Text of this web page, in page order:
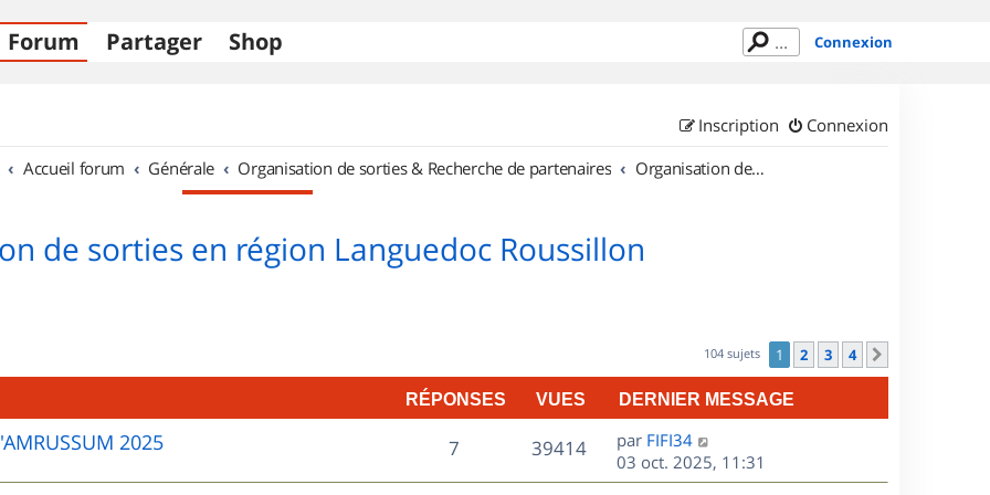
Forum Partager Shop Connexion
Connexion
Inscription
Accueil forum Générale Organisation de sorties & Recherche de partenaires Organisation de sorties en région Languedoc Roussillon
de sorties en région Languedoc Roussillon
104 sujets 1 2 3 4
RÉPONSES VUES DERNIER MESSAGE
2025 7R
é
39414V
u
D
e
r
par FIFI34
03 oct. 2025, 11:31